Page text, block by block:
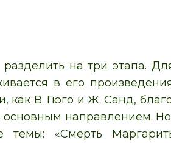
на три этапа.
в его
как В. Гюго и Ж. Санд,
основным направлением.
«Смерть